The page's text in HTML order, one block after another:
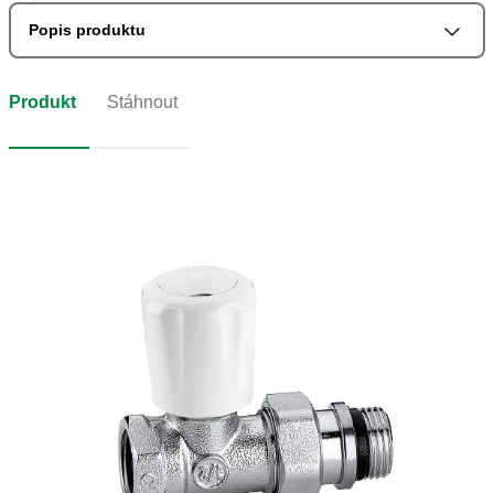
Popis produktu
Produkt Stáhnout